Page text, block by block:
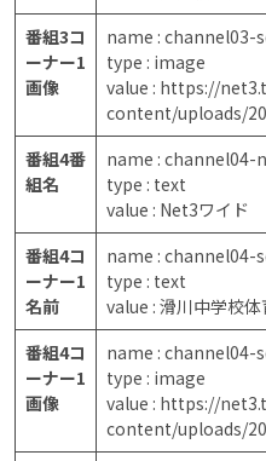
番組3コ
ーナー1
画像
name :
type : image
value : https://
content/uploads/
番組4番
組名
name : channel04-
type : text
value : Net3ワイド
番組4コ
ーナー1
名前
name :
type : text
value : 滑川中学校
番組4コ
ーナー1
画像
name :
type : image
value : https://
content/uploads/